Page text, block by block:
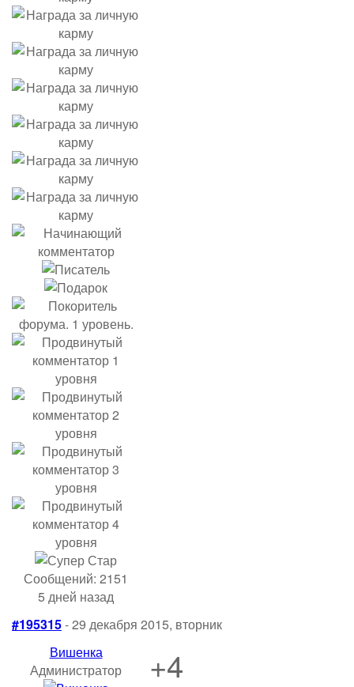
Сообщений: 2151
5 дней назад
#195315- 29 декабря 2015, вторник
Вишенка
Администратор
+4